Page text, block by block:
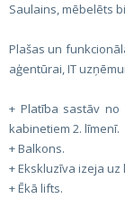
Saulains, mēbelēts
Plašas un
aģentūrai, IT
+ Platība sastāv
kabinetiem 2. līmenī.
+ Balkons.
+ Ekskluzīva izeja
+ Ēkā lifts.